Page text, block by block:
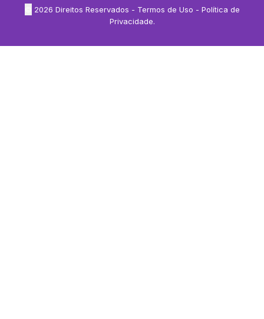
2026 Direitos Reservados - Termos de Uso - Política de
Privacidade.